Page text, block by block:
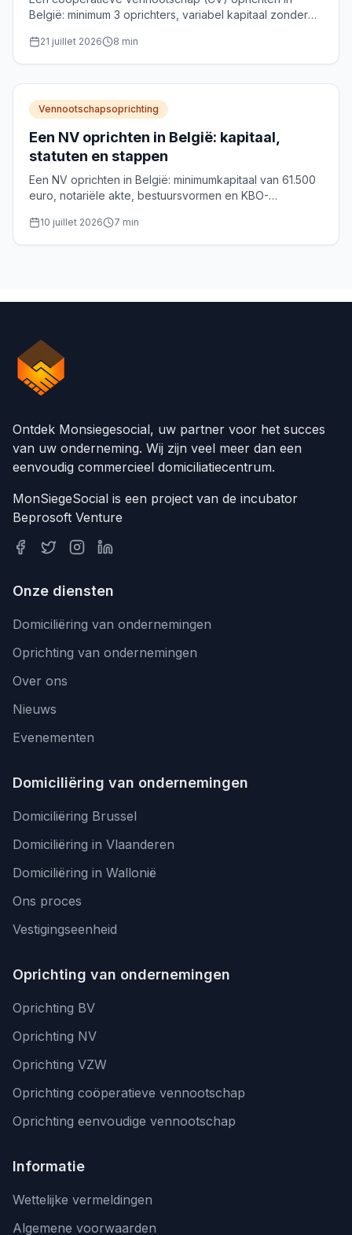
België: minimum 3 oprichters, variabel kapitaal zonder
erkenning. Praktische gids.
21 juillet 2026 8 min
Vennootschapsoprichting
Een NV oprichten in België: kapitaal,
statuten en stappen
Een NV oprichten in België: minimumkapitaal van 61.500
euro, notariële akte, bestuursvormen en KBO-
10 juillet 2026 7 min
Ontdek Monsiegesocial, uw partner voor het succes
van uw onderneming. Wij zijn veel meer dan een
eenvoudig commercieel domiciliatiecentrum.
MonSiegeSocial is een project van de incubator
Beprosoft Venture
Onze diensten
Domiciliëring van ondernemingen
Oprichting van ondernemingen
Over ons
Nieuws
Evenementen
Domiciliëring van ondernemingen
Domiciliëring Brussel
Domiciliëring in Vlaanderen
Domiciliëring in Wallonië
Ons proces
Vestigingseenheid
Oprichting van ondernemingen
Oprichting BV
Oprichting NV
Oprichting VZW
Oprichting coöperatieve vennootschap
Oprichting eenvoudige vennootschap
Informatie
Wettelijke vermeldingen
Algemene voorwaarden